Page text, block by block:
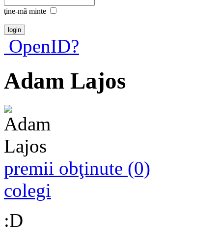
ţine-mã minte
OpenID?
Adam Lajos
premii obţinute (0)
colegi
:D